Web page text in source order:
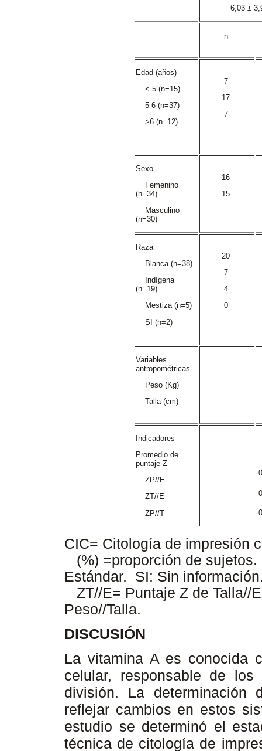
6,03 ±
n
Edad (años)
< 5 (n=15)
5-6 (n=37)
>6 (n=12)
7
17
7
Sexo
Femenino
(n=34)
Masculino
(n=30)
16
15
Raza
Blanca (n=38)
Indígena
(n=19)
Mestiza (n=5)
SI (n=2)
20
7
4
0
Variables
antropométricas
Peso (Kg)
Talla (cm)
Indicadores
Promedio de
puntaje Z
ZP//E
ZT//E
ZP//T
CIC= Citología de
(%) =proporción de
Estándar. SI: Sin
ZT//E= Puntaje Z de
Peso//Talla.
DISCUSIÓN
La vitamina A es conocida
celular, responsable de
división. La
reflejar cambios en estos
estudio se determinó el
técnica de citología de